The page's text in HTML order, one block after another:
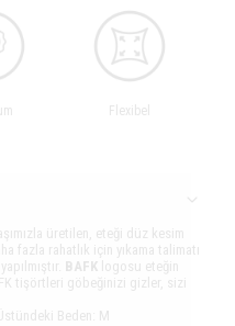
Flexibel
üretilen, eteği düz kesim
fazla rahatlık için yıkama talimatı
BAFK logosu eteğin
tişörtleri göbeğinizi gizler, sizi
Beden: M